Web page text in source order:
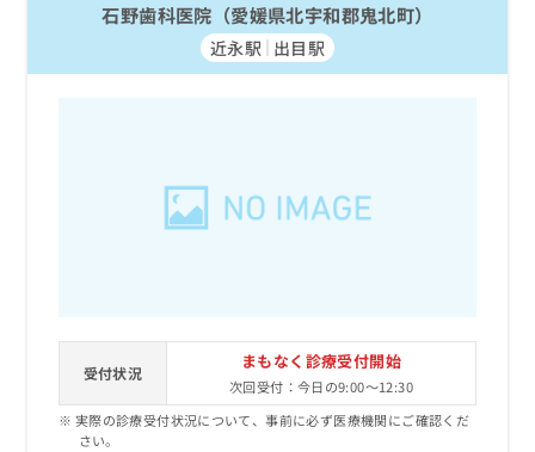
石野歯科医院（愛媛県北宇和郡鬼北町）
近永駅 出目駅
受付状況
まもなく診療受付開始
次回受付：今日の9:00～12:30
実際の診療受付状況について、事前に必ず医療機関にご確認くだ
さい。